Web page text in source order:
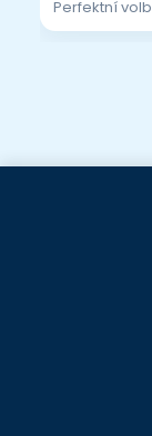
Perfektní
identitu i